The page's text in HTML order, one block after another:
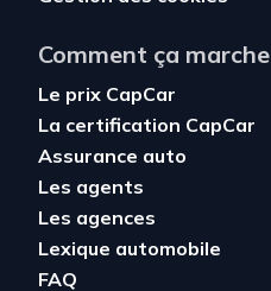
Comment ça marche
Le prix CapCar
La certification CapCar
Assurance auto
Les agents
Les agences
Lexique automobile
FAQ